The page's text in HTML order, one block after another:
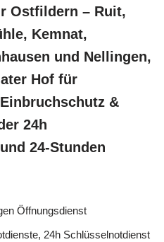
Ostfildern – Ruit,
Kemnat,
und Nellingen,
Hof für
&
24h
24-Stunden
Öffnungsdienst
24h Schlüsselnotdienst